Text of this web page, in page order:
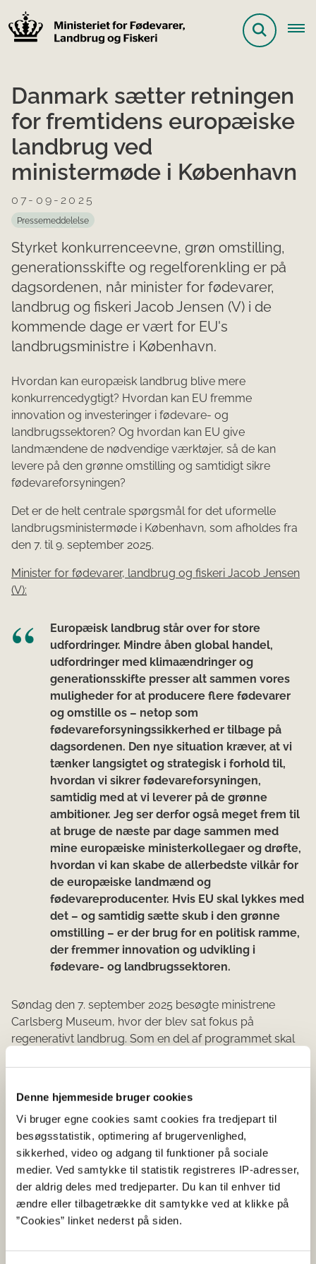
Denne hjemmeside bruger cookies
Vi bruger egne cookies samt cookies fra tredjepart til
besøgsstatistik, optimering af brugervenlighed,
sikkerhed, video og adgang til funktioner på sociale
medier. Ved samtykke til statistik registreres IP-adresser,
der aldrig deles med tredjeparter. Du kan til enhver tid
ændre eller tilbagetrække dit samtykke ved at klikke på
”Cookies” linket nederst på siden.
Danmark sætter retningen
for fremtidens europæiske
landbrug ved
ministermøde i København
07-09-2025
Pressemeddelelse
Styrket konkurrenceevne, grøn omstilling,
generationsskifte og regelforenkling er på
dagsordenen, når minister for fødevarer,
landbrug og fiskeri Jacob Jensen (V) i de
kommende dage er vært for EU's
landbrugsministre i København.
Hvordan kan europæisk landbrug blive mere
konkurrencedygtigt? Hvordan kan EU fremme
innovation og investeringer i fødevare- og
landbrugssektoren? Og hvordan kan EU give
landmændene de nødvendige værktøjer, så de kan
levere på den grønne omstilling og samtidigt sikre
fødevareforsyningen?
Det er de helt centrale spørgsmål for det uformelle
landbrugsministermøde i København, som afholdes fra
den 7. til 9. september 2025.
Minister for fødevarer, landbrug og fiskeri Jacob Jensen
(V):
Europæisk landbrug står over for store
udfordringer. Mindre åben global handel,
udfordringer med klimaændringer og
generationsskifte presser alt sammen vores
muligheder for at producere flere fødevarer
og omstille os – netop som
fødevareforsyningssikkerhed er tilbage på
dagsordenen. Den nye situation kræver, at vi
tænker langsigtet og strategisk i forhold til,
hvordan vi sikrer fødevareforsyningen,
samtidig med at vi leverer på de grønne
ambitioner. Jeg ser derfor også meget frem til
at bruge de næste par dage sammen med
mine europæiske ministerkollegaer og drøfte,
hvordan vi kan skabe de allerbedste vilkår for
de europæiske landmænd og
fødevareproducenter. Hvis EU skal lykkes med
det – og samtidig sætte skub i den grønne
omstilling – er der brug for en politisk ramme,
der fremmer innovation og udvikling i
fødevare- og landbrugssektoren.
Søndag den 7. september 2025 besøgte ministrene
Carlsberg Museum, hvor der blev sat fokus på
regenerativt landbrug. Som en del af programmet skal
Novonesis, Aggersvold Gods og Søgaard plantebedrift,
hvor fokus er på fremtidssikring af den europæiske
landbrugssektor med nye løsninger, som kan
understøtte den grønne omstilling og skabe nye
muligheder.
På det uformelle ministermøde i Forum tirsdag den 9.
september 2025 skal ministrene drøfte, hvordan der kan
skabes løsninger, som både styrker konkurrenceevnen
og fremmer den grønne omstilling i den europæiske
fokus på forenkling, innovation og generationsskifte,